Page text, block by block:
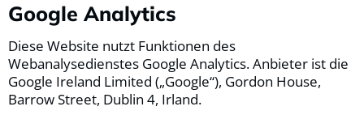
Google Analytics
Diese Website nutzt Funktionen des
Webanalysedienstes Google Analytics. Anbieter ist die
Google Ireland Limited („Google“), Gordon House,
Barrow Street, Dublin 4, Irland.